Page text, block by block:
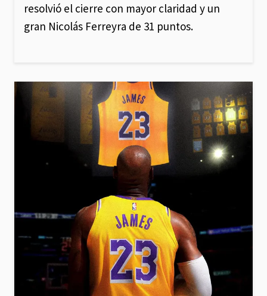
resolvió el cierre con mayor claridad y un
gran Nicolás Ferreyra de 31 puntos.